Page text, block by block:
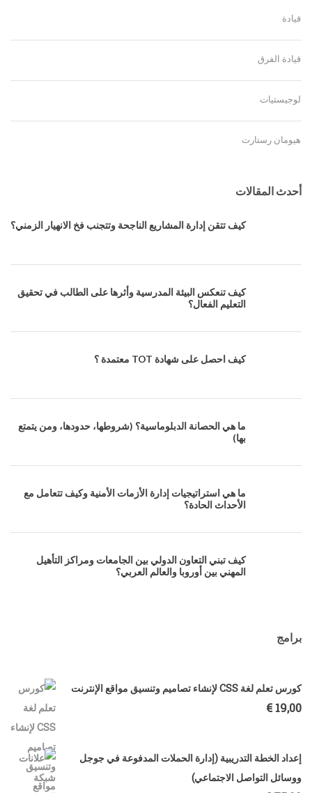
قيادة
قيادة الفرق
لوجيستيات
هيومان رستارت
أحدث المقالات
كيف تتقن إدارة المشاريع الناجحة وتتجنب فخ الانهيار الزمني؟
كيف تنعكس البيئة المدرسية وأثرها على الطالب في تحقيق
التعليم الفعال؟
كيف احصل على شهادة TOT معتمدة ؟
ما هي الحصانة الدبلوماسية؟ (شروطها، حدودها، ومن يتمتع
بها)
ما هي استراتيجيات إدارة الأزمات الأمنية وكيف تتعامل مع
الأحداث الحادة؟
كيف تبني التعاون الدولي بين الجامعات ومراكز التأهيل
المهني بين أوروبا والعالم العربي؟
برامج
كورس تعلم لغة CSS لإنشاء تصاميم وتنسيق مواقع الإنترنت
€ 19,00
إعداد الخطة التدريبية (إدارة الحملات المدفوعة في جوجل
ووسائل التواصل الاجتماعي)